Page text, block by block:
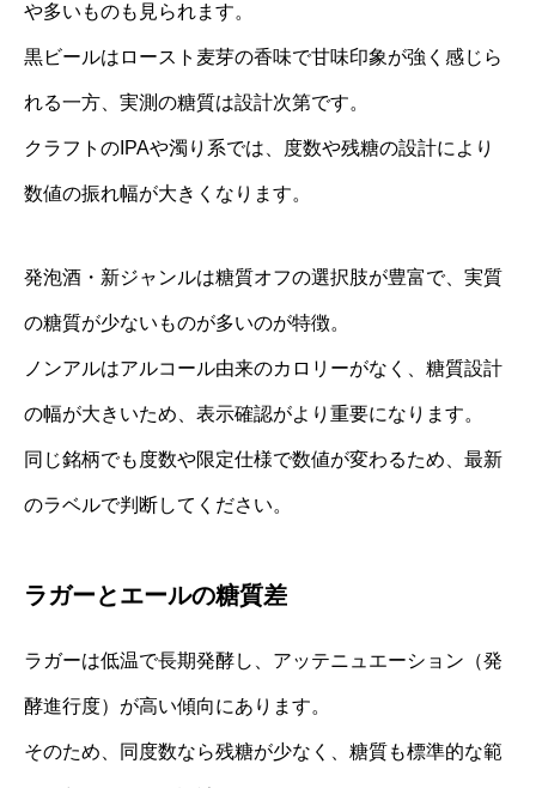
や多いものも見られます。
黒ビールはロースト麦芽の香味で甘味印象が強く感じら
れる一方、実測の糖質は設計次第です。
クラフトのIPAや濁り系では、度数や残糖の設計により
数値の振れ幅が大きくなります。
発泡酒・新ジャンルは糖質オフの選択肢が豊富で、実質
の糖質が少ないものが多いのが特徴。
ノンアルはアルコール由来のカロリーがなく、糖質設計
の幅が大きいため、表示確認がより重要になります。
同じ銘柄でも度数や限定仕様で数値が変わるため、最新
のラベルで判断してください。
ラガーとエールの糖質差
ラガーは低温で長期発酵し、アッテニュエーション（発
酵進行度）が高い傾向にあります。
そのため、同度数なら残糖が少なく、糖質も標準的な範